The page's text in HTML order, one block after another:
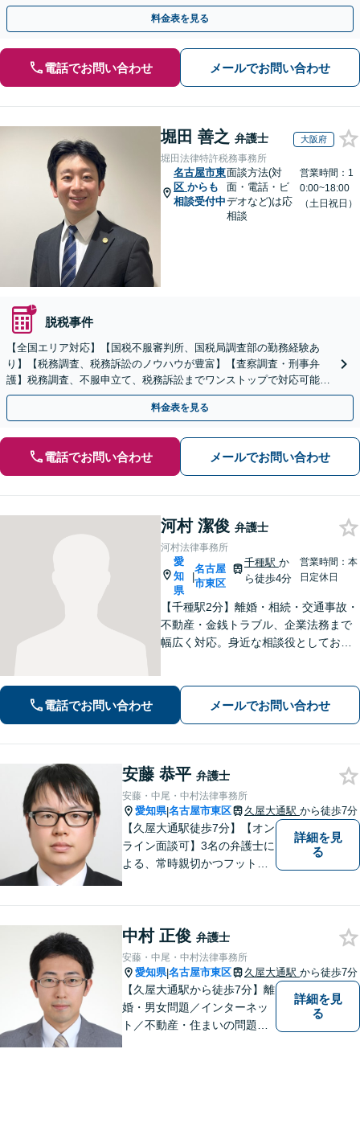
い。
料金表を見る
電話でお問い合わせ メールでお問い合わせ
堀田 善之 弁護士 大阪府
堀田法律特許税務事務所
名古屋市東
区 からも
相談受付中
面談方法(対
面・電話・ビ
デオなど)は応
相談
営業時間：1
0:00~18:00
（土日祝日）
脱税事件
【全国エリア対応】【国税不服審判所、国税局調査部の勤務経験あ
り】【税務調査、税務訴訟のノウハウが豊富】【査察調査・刑事弁
護】税務調査、不服申立て、税務訴訟までワンストップで対応可能！
事業承継にも対応【休日・夜間相談可】
料金表を見る
電話でお問い合わせ メールでお問い合わせ
河村 潔俊 弁護士
河村法律事務所
愛
知
県
|
名古屋
市東区
千種駅 か
ら徒歩4分
営業時間：本
日定休日
【千種駅2分】離婚・相続・交通事故・
不動産・金銭トラブル、企業法務まで
幅広く対応。身近な相談役としてお悩
め、まずは気軽にご相談ください。
【土日祝対応可、夜間対応可】【オン
電話でお問い合わせ メールでお問い合わせ
安藤 恭平 弁護士
安藤・中尾・中村法律事務所
愛知県|名古屋市東区 久屋大通駅 から徒歩7分
【久屋大通駅徒歩7分】【オン
ライン面談可】3名の弁護士に
よる、常時親切かつフットワ
隣接士業や不動産会社との緊
密な連携を実現！【初回相談
無料】
詳細を見
る
中村 正俊 弁護士
安藤・中尾・中村法律事務所
愛知県|名古屋市東区 久屋大通駅 から徒歩7分
【久屋大通駅から徒歩7分】離
婚・男女問題／インターネッ
ト／不動産・住まいの問題に
詳細を見
る